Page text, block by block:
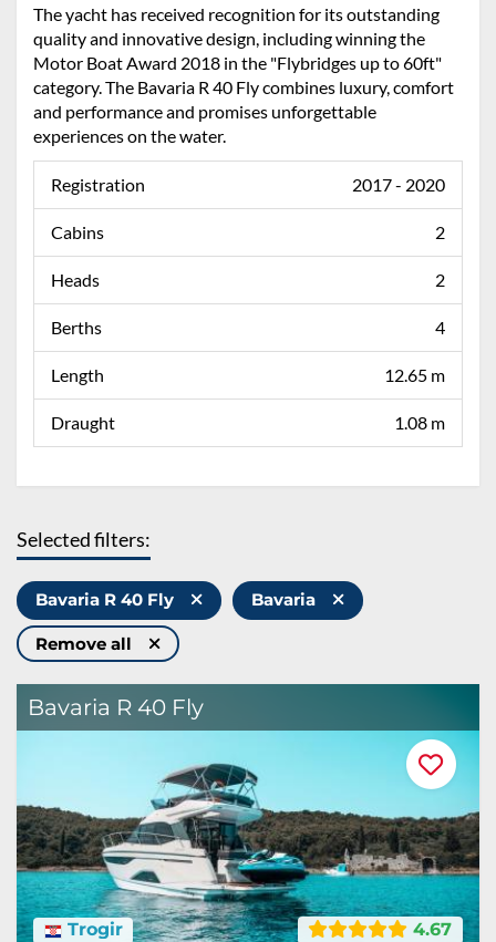
The yacht has received recognition for its outstanding
quality and innovative design, including winning the
Motor Boat Award 2018 in the "Flybridges up to 60ft"
category. The Bavaria R 40 Fly combines luxury, comfort
and performance and promises unforgettable
experiences on the water.
Registration 2017 - 2020
Cabins 2
Heads 2
Berths 4
Length 12.65 m
Draught 1.08 m
Selected filters:
Bavaria R 40 Fly Bavaria
Remove all
Bavaria R 40 Fly
4.67
Trogir